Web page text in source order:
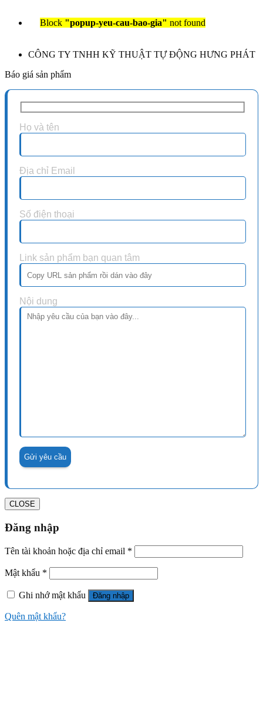
Block "popup-yeu-cau-bao-gia" not found
CÔNG TY TNHH KỸ THUẬT TỰ ĐỘNG HƯNG PHÁT
Báo giá sản phẩm
Họ và tên
Địa chỉ Email
Số điện thoại
Link sản phẩm bạn quan tâm
Nội dung
CLOSE
Đăng nhập
Tên tài khoản hoặc địa chỉ email *
Mật khẩu *
Ghi nhớ mật khẩu Đăng nhập
Quên mật khẩu?